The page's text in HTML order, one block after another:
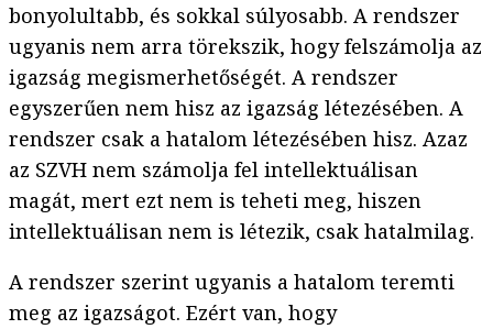
bonyolultabb, és sokkal súlyosabb. A rendszer
ugyanis nem arra törekszik, hogy felszámolja az
igazság megismerhetőségét. A rendszer
egyszerűen nem hisz az igazság létezésében. A
rendszer csak a hatalom létezésében hisz. Azaz
az SZVH nem számolja fel intellektuálisan
magát, mert ezt nem is teheti meg, hiszen
intellektuálisan nem is létezik, csak hatalmilag.
A rendszer szerint ugyanis a hatalom teremti
meg az igazságot. Ezért van, hogy